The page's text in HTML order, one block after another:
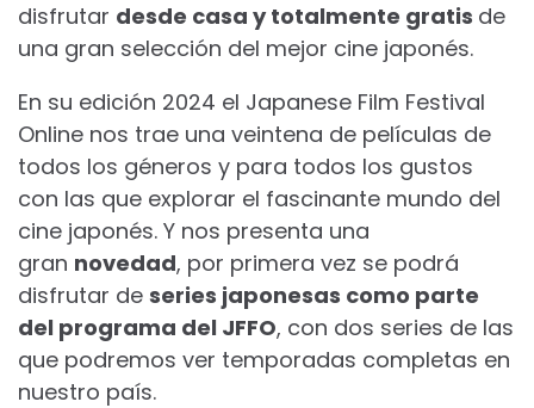
disfrutar desde casa y totalmente gratis de
una gran selección del mejor cine japonés.
En su edición 2024 el Japanese Film Festival
Online nos trae una veintena de películas de
todos los géneros y para todos los gustos
con las que explorar el fascinante mundo del
cine japonés. Y nos presenta una
gran novedad, por primera vez se podrá
disfrutar de series japonesas como parte
del programa del JFFO, con dos series de las
que podremos ver temporadas completas en
nuestro país.